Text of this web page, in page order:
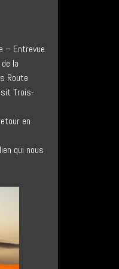
– Entrevue
la
Route
Trois-
en
qui nous